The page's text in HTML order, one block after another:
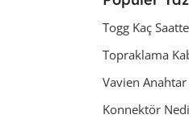
Togg Kaç
Topraklama
Vavien
Konnektör